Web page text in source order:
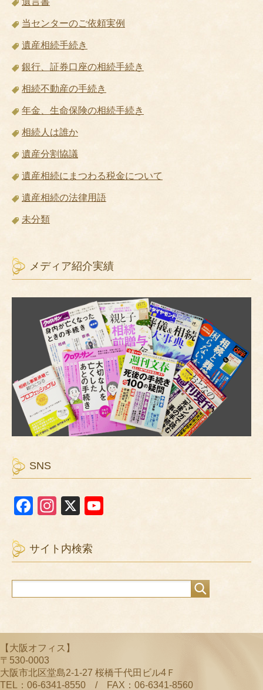
当センターのご依頼実例
遺産相続手続き
銀行、証券口座の相続手続き
相続不動産の手続き
年金、生命保険の相続手続き
相続人は誰か
遺産分割協議
遺産相続にまつわる税金について
遺産相続の法律用語
未分類
メディア紹介実績
SNS
F
c
e
b
o
k
In
a
gr
a
m
X
T
u
b
C
a
サイト内検索
【大阪オフィス】
〒530-0003
大阪市北区堂島2-1-27 桜橋千代田ビル4Ｆ
TEL：06-6341-8550 / FAX：06-6341-8560